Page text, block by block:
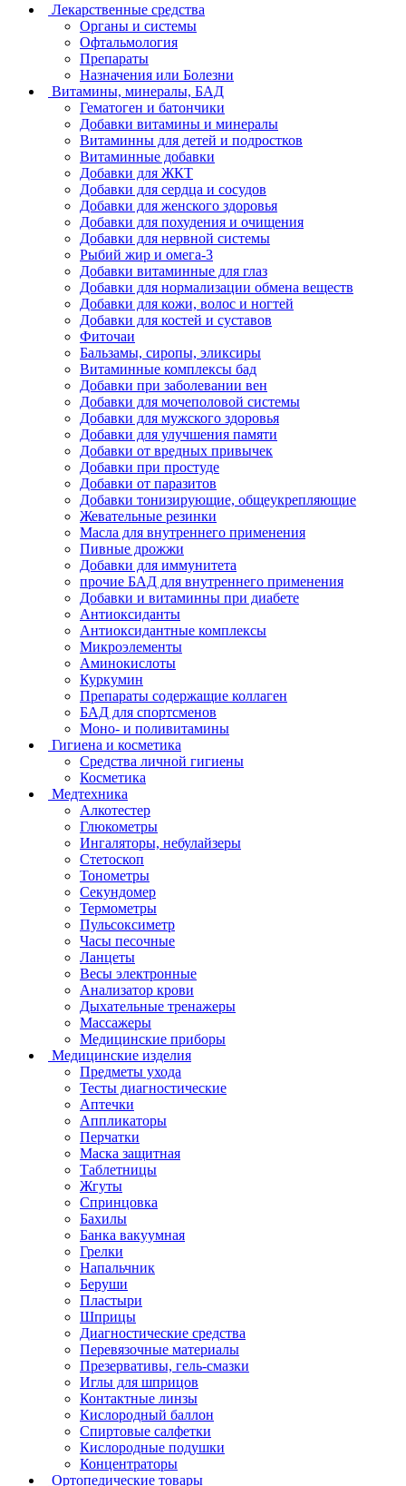
Лекарственные средства
Органы и системы
Офтальмология
Препараты
Назначения или Болезни
Витамины, минералы, БАД
Гематоген и батончики
Добавки витамины и минералы
Витаминны для детей и подростков
Витаминные добавки
Добавки для ЖКТ
Добавки для сердца и сосудов
Добавки для женского здоровья
Добавки для похудения и очищения
Добавки для нервной системы
Рыбий жир и омега-3
Добавки витаминные для глаз
Добавки для нормализации обмена веществ
Добавки для кожи, волос и ногтей
Добавки для костей и суставов
Фиточаи
Бальзамы, сиропы, эликсиры
Витаминные комплексы бад
Добавки при заболевании вен
Добавки для мочеполовой системы
Добавки для мужского здоровья
Добавки для улучшения памяти
Добавки от вредных привычек
Добавки при простуде
Добавки от паразитов
Добавки тонизирующие, общеукрепляющие
Жевательные резинки
Масла для внутреннего применения
Пивные дрожжи
Добавки для иммунитета
прочие БАД для внутреннего применения
Добавки и витаминны при диабете
Антиоксиданты
Антиоксидантные комплексы
Микроэлементы
Аминокислоты
Куркумин
Препараты содержащие коллаген
БАД для спортсменов
Моно- и поливитамины
Гигиена и косметика
Средства личной гигиены
Косметика
Медтехника
Алкотестер
Глюкометры
Ингаляторы, небулайзеры
Стетоскоп
Тонометры
Секундомер
Термометры
Пульсоксиметр
Часы песочные
Ланцеты
Весы электронные
Анализатор крови
Дыхательные тренажеры
Массажеры
Медицинские приборы
Медицинские изделия
Предметы ухода
Тесты диагностические
Аптечки
Аппликаторы
Перчатки
Маска защитная
Таблетницы
Жгуты
Спринцовка
Бахилы
Банка вакуумная
Грелки
Напальчник
Беруши
Пластыри
Шприцы
Диагностические средства
Перевязочные материалы
Презервативы, гель-смазки
Иглы для шприцов
Контактные линзы
Кислородный баллон
Спиртовые салфетки
Кислородные подушки
Концентраторы
Ортопедические товары